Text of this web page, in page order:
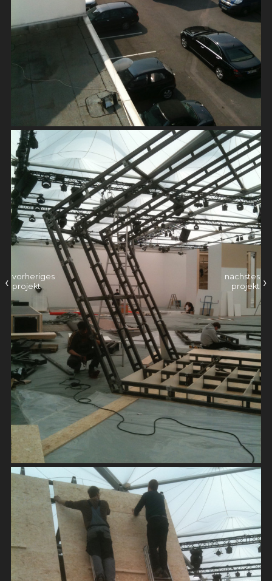
‹ vorheriges
projekt
nächstes
projekt ›